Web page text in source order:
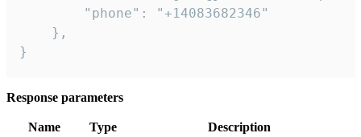
        "phone": "+14083682346"
    },
}
Response parameters
Name Type Description